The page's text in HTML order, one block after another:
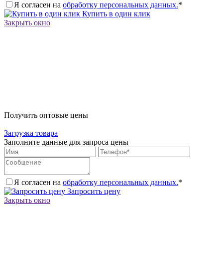
Я согласен на обработку персональных данных.*
Купить в один клик
Закрыть окно
Получить оптовые цены
Загрузка товара
Заполните данные для запроса цены
Я согласен на обработку персональных данных.*
Запросить цену
Закрыть окно